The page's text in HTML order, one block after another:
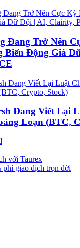
Đang Trở Nên
Biến Động Giá
Đang Viết Lại
Loạn (BTC,